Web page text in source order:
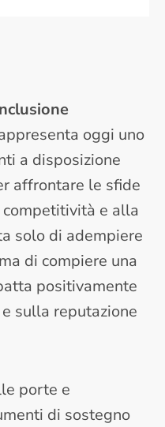
oggi uno
a disposizione
affrontare le sfide
e alla
solo di adempiere
di compiere una
positivamente
sulla reputazione
porte e
di sostegno